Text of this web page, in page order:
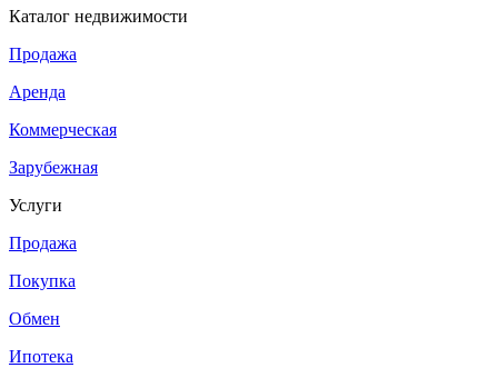
Каталог недвижимости
Продажа
Аренда
Коммерческая
Зарубежная
Услуги
Продажа
Покупка
Обмен
Ипотека